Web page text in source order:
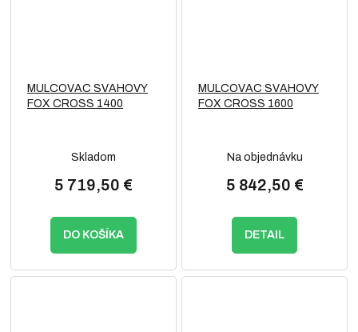
MULCOVAC SVAHOVY
FOX CROSS 1400
Skladom
5 719,50 €
DO KOŠÍKA
MULCOVAC SVAHOVY
FOX CROSS 1600
Na objednávku
5 842,50 €
DETAIL